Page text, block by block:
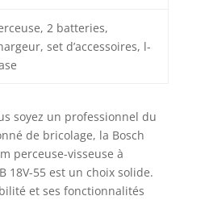
2 batteries,
set d’accessoires, l-
soyez un professionnel du
de bricolage, la Bosch
perceuse-visseuse à
18V-55 est un choix solide.
et ses fonctionnalités